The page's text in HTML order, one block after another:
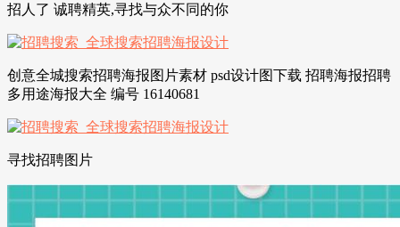
招人了 诚聘精英,寻找与众不同的你
创意全城搜索招聘海报图片素材 psd设计图下载 招聘海报招聘
多用途海报大全 编号 16140681
寻找招聘图片